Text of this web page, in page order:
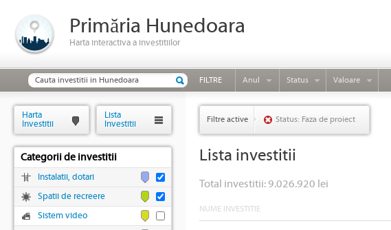
Primăria Hunedoara
Harta interactiva a investitiilor
FILTRE Anul Status Valoare
Filtre active Status: Faza de proiect
Lista investitii
Total investitii: 9.026.920 lei
NUME INVESTITIE
Harta
Investitii
Lista
Investitii
Categorii de investitii
Instalatii, dotari
Spatii de recreere
Sistem video